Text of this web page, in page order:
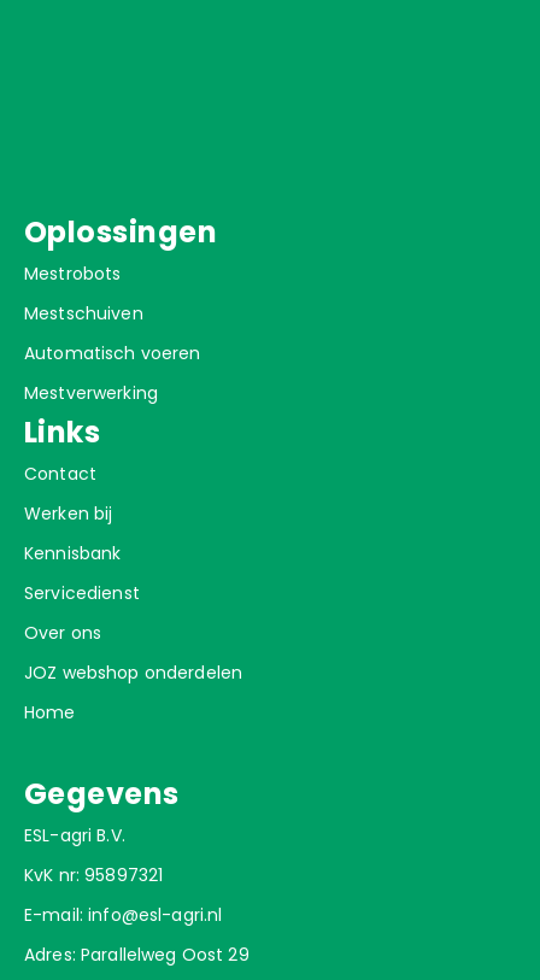
Oplossingen
Mestrobots
Mestschuiven
Automatisch voeren
Mestverwerking
Links
Contact
Werken bij
Kennisbank
Servicedienst
Over ons
JOZ webshop onderdelen
Home
Gegevens
ESL-agri B.V.
KvK nr: 95897321
E-mail:info@esl-agri.nl
Adres: Parallelweg Oost 29